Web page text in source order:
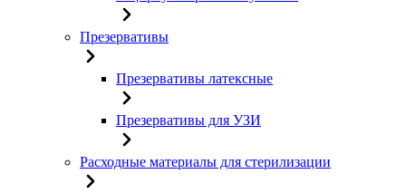
Презервативы
Презервативы латексные
Презервативы для УЗИ
Расходные материалы для стерилизации